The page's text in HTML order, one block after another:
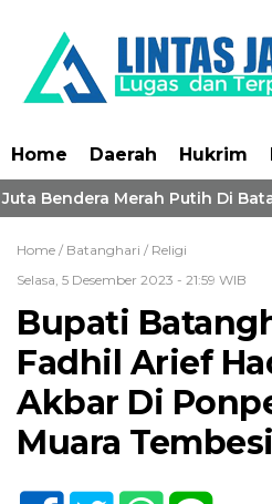
Home Daerah Hukrim
Bendera Merah Putih Di
Home / Batanghari / Religi
Selasa, 5 Desember 2023 - 21:59 WIB
Bupati
Fadhil Arief
Akbar Di
Muara Tembesi